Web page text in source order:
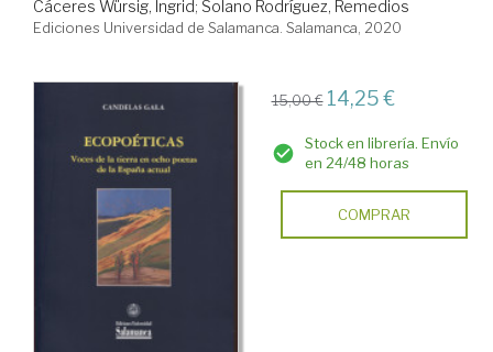
Cáceres Würsig, Ingrid; Solano Rodríguez, Remedios
Ediciones Universidad de Salamanca. Salamanca, 2020
15,00 € 14,25 €
Stock en librería. Envío
en 24/48 horas
COMPRAR